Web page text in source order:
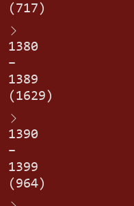
(717)
1380
–
1389
(1629)
1390
–
1399
(964)